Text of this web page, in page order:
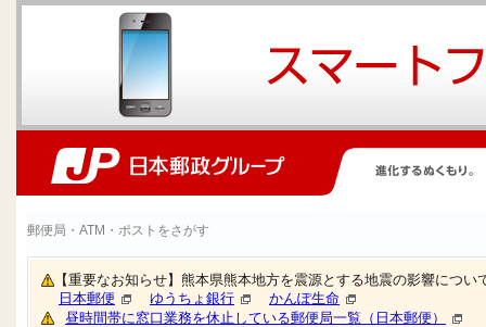
郵便局・ATM・ポストをさがす
【重要なお知らせ】熊本県熊本地方を震源とする地震の影響につ
日本郵便
ゆうちょ銀行
かんぽ生命
昼時間帯に窓口業務を休止している郵便局一覧（日本郵便）